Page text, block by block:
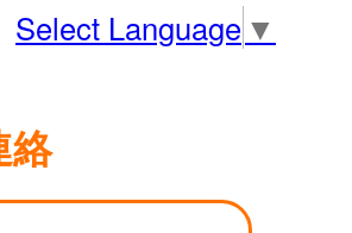
Select Language ▼
絡